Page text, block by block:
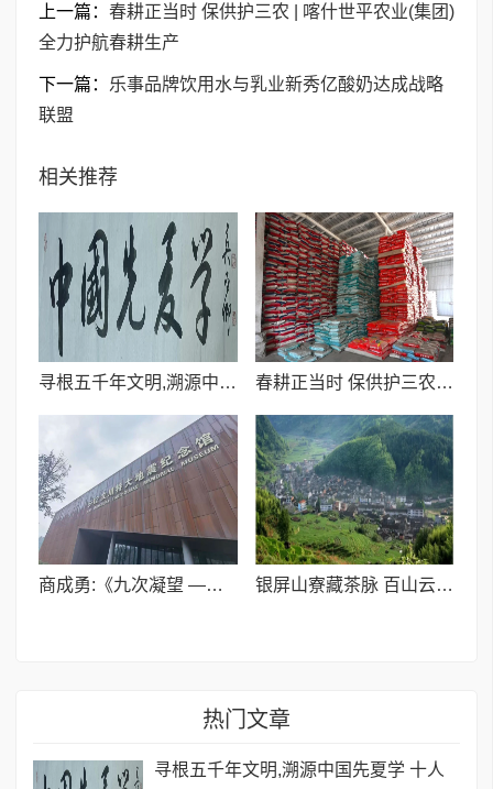
上一篇： 春耕正当时 保供护三农 | 喀什世平农业(集团)
全力护航春耕生产
下一篇： 乐事品牌饮用水与乳业新秀亿酸奶达成战略
联盟
相关推荐
寻根五千年文明,溯源中国先夏学 十人谈:良渚与中国先夏学 春耕正当时 保供护三农 | 喀什世平农业(集团)全力护航春耕生产
商成勇:《九次凝望 ——致一位在北川烙下足迹的老人》 银屏山寮藏茶脉 百山云根润千年——吴懋修与举水荒野茶的文化根基
热门文章
寻根五千年文明,溯源中国先夏学 十人